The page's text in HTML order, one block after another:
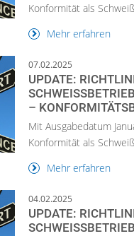
Konformität als
Mehr erfahren
07.02.2025
UPDATE:
Mit Ausgabedatum
Konformität als
Mehr erfahren
04.02.2025
UPDATE: